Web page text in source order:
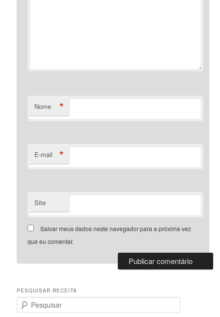
Nome *
E-mail *
Site
Salvar meus dados neste navegador para a próxima vez
que eu comentar.
PESQUISAR RECEITA
e